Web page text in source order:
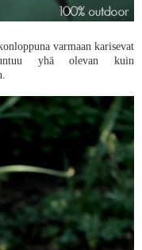
varmaan karisevat
yhä olevan kuin